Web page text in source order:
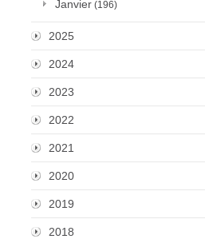
Janvier (196)
2025
2024
2023
2022
2021
2020
2019
2018